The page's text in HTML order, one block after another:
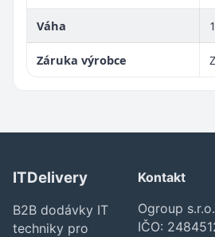
Váha
Záruka výrobce
ITDelivery
B2B dodávky IT
techniky pro
Kontakt
Ogroup s.r.o.
IČO: